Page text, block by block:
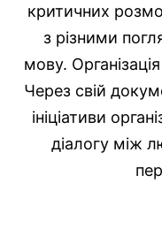
критичних
з різними
мову.
Через свій
ініціативи
діалогу між